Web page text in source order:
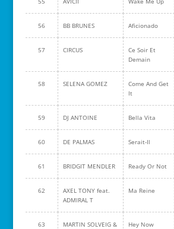
56 BB BRUNES Aficionado
57 CIRCUS
Ce Soir Et
Demain
58 SELENA GOMEZ
Come And Get
It
59 DJ ANTOINE Bella Vita
60 DE PALMAS Serait-Il
61 BRIDGIT MENDLER Ready Or Not
62
AXEL TONY feat.
ADMIRAL T
Ma Reine
63
MARTIN SOLVEIG &
Hey Now